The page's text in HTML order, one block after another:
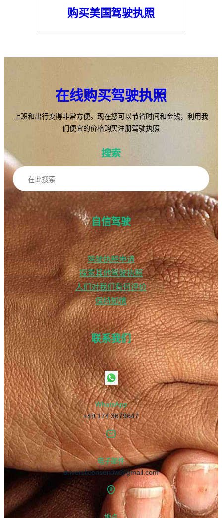
购买美国驾驶执照
在线购买驾驶执照
上班和出行变得非常方便。现在您可以节省时间和金钱，利用我
们便宜的价格购买注册驾驶执照
搜索
搜
索
自信驾驶
驾驶执照申请
探索其他驾驶执照
人们对我们有何评价
保持知情
联系我们
WhatsApp
+49 174 3679647
电子邮件
driverslicensenow@gmail.com
地点